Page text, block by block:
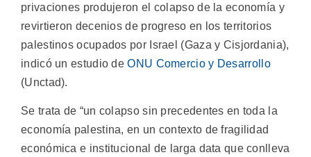
privaciones produjeron el colapso de la economía y
revirtieron decenios de progreso en los territorios
palestinos ocupados por Israel (Gaza y Cisjordania),
indicó un estudio deONU Comercio y Desarrollo
(Unctad).
Se trata de “un colapso sin precedentes en toda la
economía palestina, en un contexto de fragilidad
económica e institucional de larga data que conlleva